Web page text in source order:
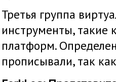
Третья группа
инструменты,
платформ.
прописывали, так